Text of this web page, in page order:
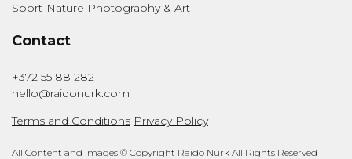
Sport-Nature Photography & Art
Contact
+372 55 88 282
hello@raidonurk.com
Terms and Conditions Privacy Policy
All Content and Images © Copyright Raido Nurk All Rights Reserved